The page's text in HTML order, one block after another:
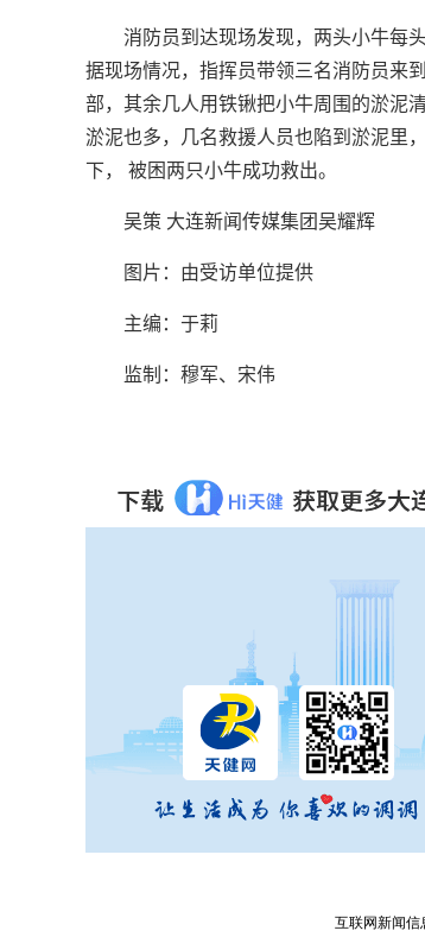
消防员到达现场发现，两头小牛每
据现场情况，指挥员带领三名消防员来
部，其余几人用铁锹把小牛周围的淤泥
淤泥也多，几名救援人员也陷到淤泥里
下， 被困两只小牛成功救出。
吴策 大连新闻传媒集团吴耀辉
图片：由受访单位提供
主编：于莉
监制：穆军、宋伟